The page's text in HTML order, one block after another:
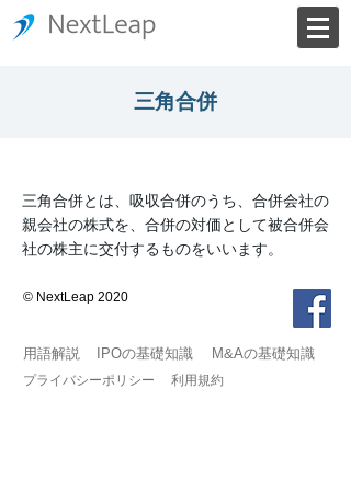
三角合併
三角合併とは、吸収合併のうち、合併会社の
親会社の株式を、合併の対価として被合併会
社の株主に交付するものをいいます。
© NextLeap 2020
用語解説 IPOの基礎知識 M&Aの基礎知識
プライバシーポリシー 利用規約